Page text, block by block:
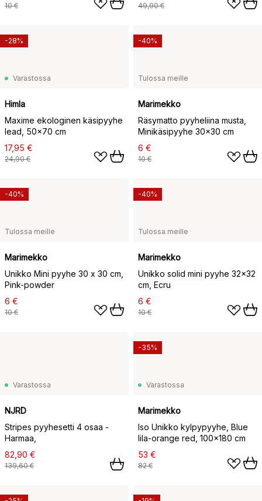
10 € 49,90 €
Varastossa
Himla
Maxime ekologinen käsipyyhe
lead, 50x70 cm
17,95 €
24,90 €
-28%
Tulossa meille
Marimekko
Räsymatto pyyheliina musta,
Minikäsipyyhe 30x30 cm
6 €
10 €
-40%
Tulossa meille
Marimekko
Unikko Mini pyyhe 30 x 30 cm,
Pink-powder
6 €
10 €
-40%
Tulossa meille
Marimekko
Unikko solid mini pyyhe 32x32
cm, Ecru
6 €
10 €
-40%
Varastossa
NJRD
Stripes pyyhesetti 4 osaa -
Harmaa,
82,90 €
139,60 €
Varastossa
Marimekko
Iso Unikko kylpypyyhe, Blue
lila-orange red, 100x180 cm
53 €
82 €
-35%